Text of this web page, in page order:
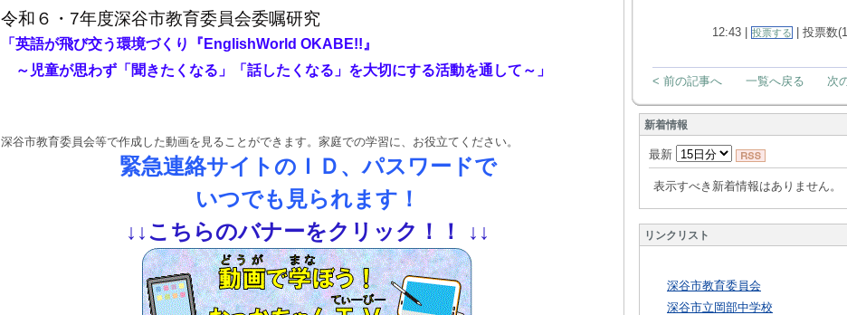
令和６・7年度深谷市教育委員会委嘱研究
「英語が飛び交う環境づくり『 EnglishWorld OKABE!!』
～児童が思わず「聞きたくなる」「話したくなる」を大切にする活動を通して～」
深谷市教育委員会等で作成した動画を見ることができます。家庭での学習に、お役立てください。
緊急連絡サイトのＩＤ、パスワードで
いつでも見られます！
↓ ↓こちらのバナーをクリック！！ ↓ ↓
12:43 | 投票する | 投票数
< 前の記事へ 次
一覧へ戻る
新着情報
最新
表示すべき新着情報はありません。
リンクリスト
深谷市教育委員会
深谷市立岡部中学校